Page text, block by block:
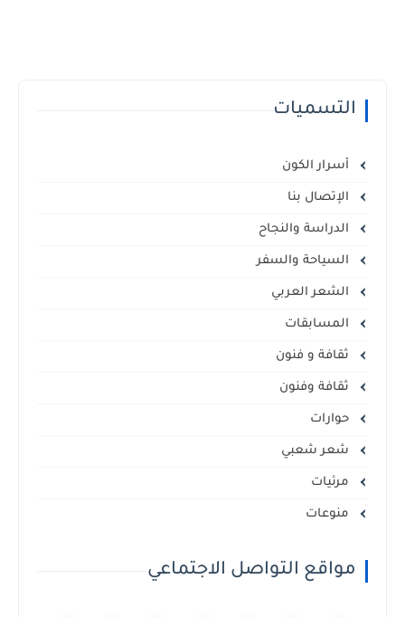
التسميات
أسرار الكون
الإتصال بنا
الدراسة والنجاح
السياحة والسفر
الشعر العربي
المسابقات
ثقافة و فنون
ثقافة وفنون
حوارات
شعر شعبي
مرئيات
منوعات
مواقع التواصل الاجتماعي